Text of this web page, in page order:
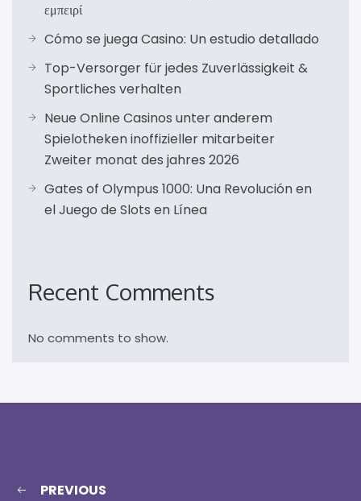
εμπειρί
Cómo se juega Casino: Un estudio detallado
Top-Versorger für jedes Zuverlässigkeit &
Sportliches verhalten
Neue Online Casinos unter anderem
Spielotheken inoffizieller mitarbeiter
Zweiter monat des jahres 2026
Gates of Olympus 1000: Una Revolución en
el Juego de Slots en Línea
Recent Comments
No comments to show.
PREVIOUS